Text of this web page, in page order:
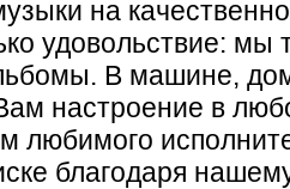
на
удовольствие: мы
В машине,
настроение в
любимого
благодаря